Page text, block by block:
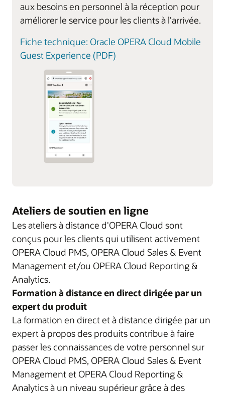
aux besoins en personnel à la réception pour
améliorer le service pour les clients à l'arrivée.
Fiche technique: Oracle OPERA Cloud Mobile
Guest Experience (PDF)
Ateliers de soutien en ligne
Les ateliers à distance d'OPERA Cloud sont
conçus pour les clients qui utilisent activement
OPERA Cloud PMS, OPERA Cloud Sales & Event
Management et/ou OPERA Cloud Reporting &
Analytics.
Formation à distance en direct dirigée par un
expert du produit
La formation en direct et à distance dirigée par un
expert à propos des produits contribue à faire
passer les connaissances de votre personnel sur
OPERA Cloud PMS, OPERA Cloud Sales & Event
Management et OPERA Cloud Reporting &
Analytics à un niveau supérieur grâce à des